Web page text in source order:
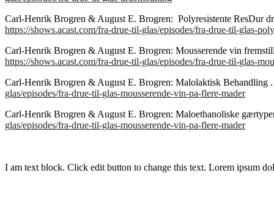
Carl-Henrik Brogren & August E. Brogren: Polyresistente ResDur
https://shows.acast.com/fra-drue-til-glas/episodes/fra-drue-til-glas-
Carl-Henrik Brogren & August E. Brogren: Mousserende vin
https://shows.acast.com/fra-drue-til-glas/episodes/fra-drue-til-glas-
Carl-Henrik Brogren & August E. Brogren: Malolaktisk Behandling
glas/episodes/fra-drue-til-glas-mousserende-vin-pa-flere-mader
Carl-Henrik Brogren & August E. Brogren: Maloethanoliske
glas/episodes/fra-drue-til-glas-mousserende-vin-pa-flere-mader
I am text block. Click edit button to change this text. Lorem ipsum